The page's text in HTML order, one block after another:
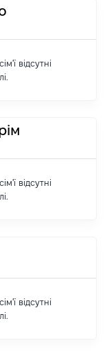
відсутні
відсутні
відсутні